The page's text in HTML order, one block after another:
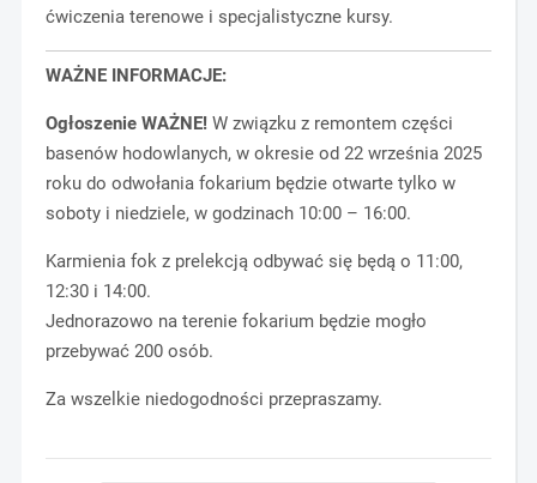
ćwiczenia terenowe i specjalistyczne kursy.
WAŻNE INFORMACJE:
Ogłoszenie WAŻNE!W związku z remontem części
basenów hodowlanych, w okresie od 22 września 2025
roku do odwołania fokarium będzie otwarte tylko w
soboty i niedziele, w godzinach 10:00 – 16:00.
Karmienia fok z prelekcją odbywać się będą o 11:00,
12:30 i 14:00.
Jednorazowo na terenie fokarium będzie mogło
przebywać 200 osób.
Za wszelkie niedogodności przepraszamy.